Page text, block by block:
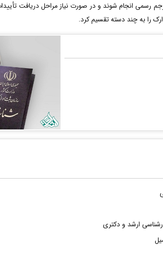
انجام شوند و در صورت نیاز مراحل دریافت
را به چند دسته تقسیم کرد.
ارشد و دکتری